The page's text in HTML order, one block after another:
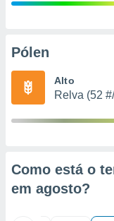
e
de
Pólen
Alto
Relva (52
Como está o
em agosto?